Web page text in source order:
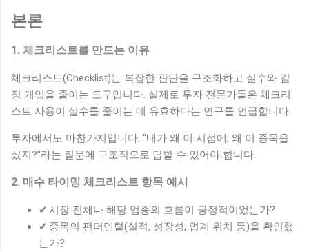
본론
1. 체크리스트를 만드는 이유
체크리스트(Checklist)는 복잡한 판단을 구조화하고 실수와 감
정 개입을 줄이는 도구입니다. 실제로 투자 전문가들은 체크리
스트 사용이 실수를 줄이는 데 유효하다는 연구를 언급합니다.
투자에서도 마찬가지입니다. “내가 왜 이 시점에, 왜 이 종목을
샀지?”라는 질문에 구조적으로 답할 수 있어야 합니다.
2. 매수 타이밍 체크리스트 항목 예시
✔ 시장 전체나 해당 업종의 흐름이 긍정적이었는가?
✔ 종목의 펀더멘털(실적, 성장성, 업계 위치 등)을 확인했
는가?